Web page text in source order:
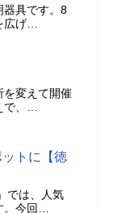
器具です。8
広げ…
を変えて開催
で、…
トに【徳
では、人気
今回…